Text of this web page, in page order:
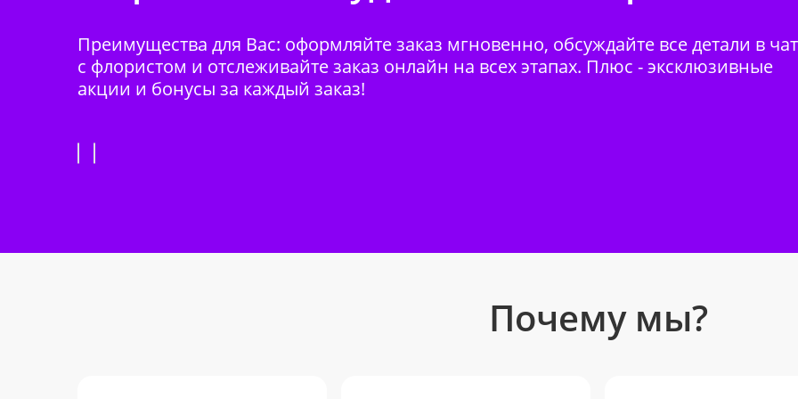
Преимущества для Вас: оформляйте заказ мгновенно, обсуждайте все детали в
с флористом и отслеживайте заказ онлайн на всех этапах. Плюс - эксклюзивные
акции и бонусы за каждый заказ!
Почему мы?